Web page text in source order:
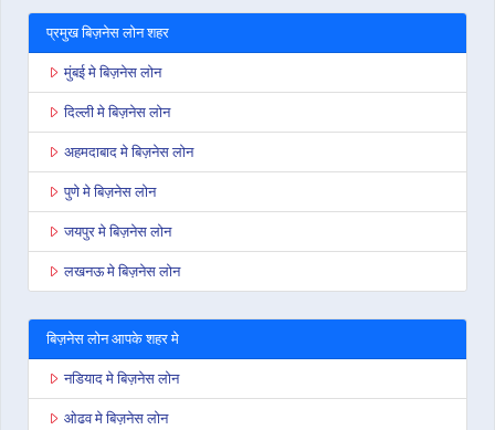
प्रमुख बिज़नेस लोन शहर
मुंबई मे बिज़नेस लोन
दिल्ली मे बिज़नेस लोन
अहमदाबाद मे बिज़नेस लोन
पुणे मे बिज़नेस लोन
जयपुर मे बिज़नेस लोन
लखनऊ मे बिज़नेस लोन
बिज़नेस लोन आपके शहर मे
नडियाद मे बिज़नेस लोन
ओढव मे बिज़नेस लोन